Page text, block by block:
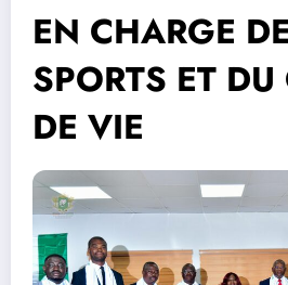
EN CHARGE
SPORTS ET DU
DE VIE